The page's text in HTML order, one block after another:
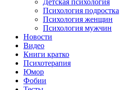
Психология подростка
Психология женщин
Психология мужчин
Новости
Видео
Книги кратко
Психотерапия
Юмор
Фобии